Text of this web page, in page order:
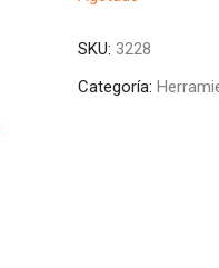
SKU: 3228
Categoría: